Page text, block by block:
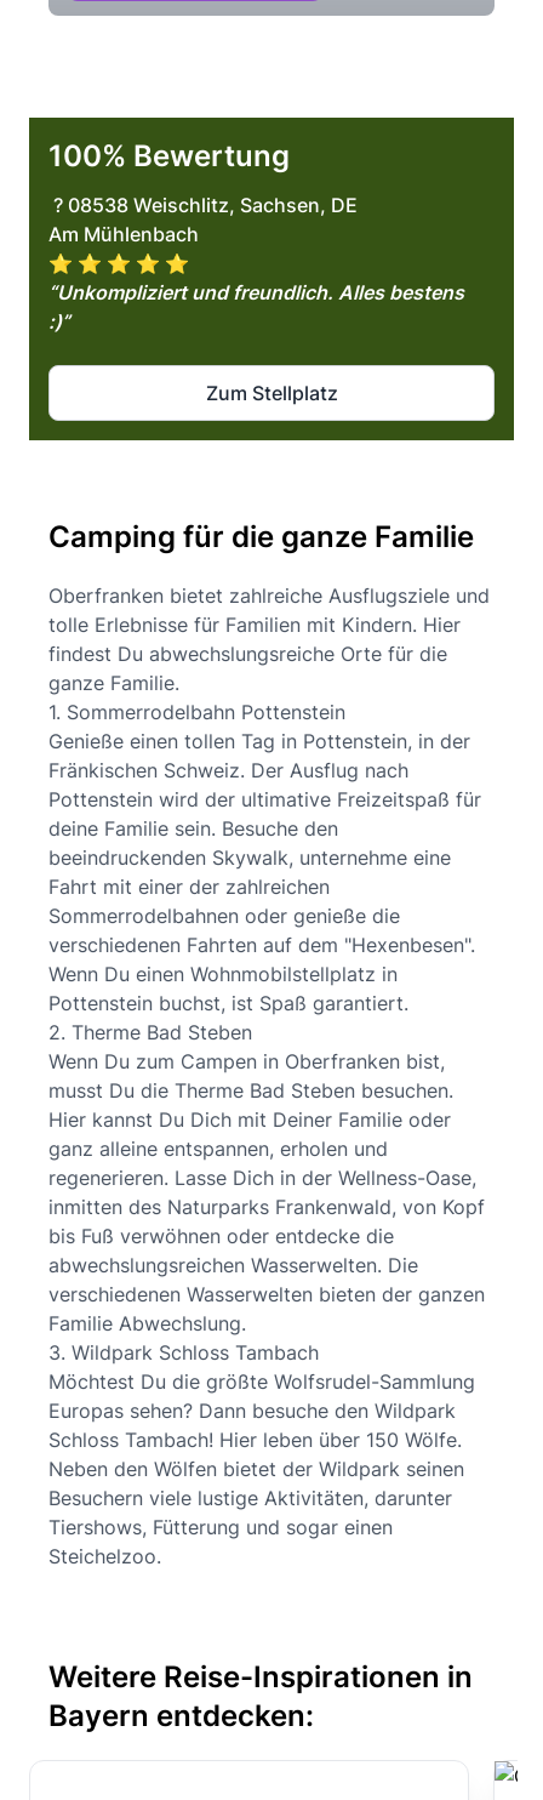
100% Bewertung
? 08538 Weischlitz, Sachsen, DE
Am Mühlenbach
⭐️ ⭐️ ⭐️ ⭐️ ⭐️
“Unkompliziert und freundlich. Alles bestens
:)”
Zum Stellplatz
Camping für die ganze Familie
Oberfranken bietet zahlreiche Ausflugsziele und
tolle Erlebnisse für Familien mit Kindern. Hier
findest Du abwechslungsreiche Orte für die
ganze Familie.
1. Sommerrodelbahn Pottenstein
Genieße einen tollen Tag in Pottenstein, in der
Fränkischen Schweiz. Der Ausflug nach
Pottenstein wird der ultimative Freizeitspaß für
deine Familie sein. Besuche den
beeindruckenden Skywalk, unternehme eine
Fahrt mit einer der zahlreichen
Sommerrodelbahnen oder genieße die
verschiedenen Fahrten auf dem "Hexenbesen".
Wenn Du einen Wohnmobilstellplatz in
Pottenstein buchst, ist Spaß garantiert.
2. Therme Bad Steben
Wenn Du zum Campen in Oberfranken bist,
musst Du die Therme Bad Steben besuchen.
Hier kannst Du Dich mit Deiner Familie oder
ganz alleine entspannen, erholen und
regenerieren. Lasse Dich in der Wellness-Oase,
inmitten des Naturparks Frankenwald, von Kopf
bis Fuß verwöhnen oder entdecke die
abwechslungsreichen Wasserwelten. Die
verschiedenen Wasserwelten bieten der ganzen
Familie Abwechslung.
3. Wildpark Schloss Tambach
Möchtest Du die größte Wolfsrudel-Sammlung
Europas sehen? Dann besuche den Wildpark
Schloss Tambach! Hier leben über 150 Wölfe.
Neben den Wölfen bietet der Wildpark seinen
Besuchern viele lustige Aktivitäten, darunter
Tiershows, Fütterung und sogar einen
Steichelzoo.
Weitere Reise-Inspirationen in
Bayern entdecken: